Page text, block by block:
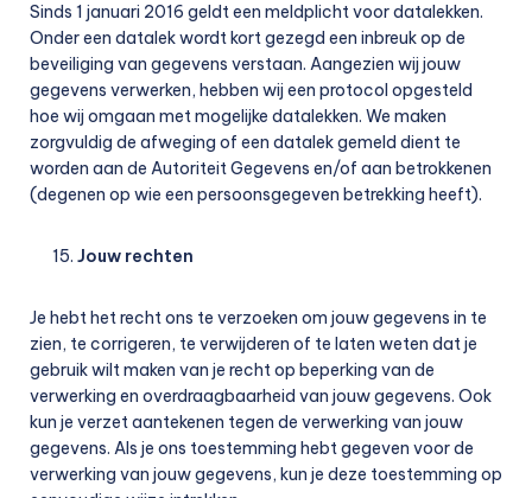
Sinds 1 januari 2016 geldt een meldplicht voor datalekken.
Onder een datalek wordt kort gezegd een inbreuk op de
beveiliging van gegevens verstaan. Aangezien wij jouw
gegevens verwerken, hebben wij een protocol opgesteld
hoe wij omgaan met mogelijke datalekken. We maken
zorgvuldig de afweging of een datalek gemeld dient te
worden aan de Autoriteit Gegevens en/of aan betrokkenen
(degenen op wie een persoonsgegeven betrekking heeft).
Jouw rechten
Je hebt het recht ons te verzoeken om jouw gegevens in te
zien, te corrigeren, te verwijderen of te laten weten dat je
gebruik wilt maken van je recht op beperking van de
verwerking en overdraagbaarheid van jouw gegevens. Ook
kun je verzet aantekenen tegen de verwerking van jouw
gegevens. Als je ons toestemming hebt gegeven voor de
verwerking van jouw gegevens, kun je deze toestemming op